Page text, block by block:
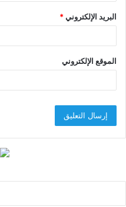
البريد الإلكتروني*
الموقع الإلكتروني